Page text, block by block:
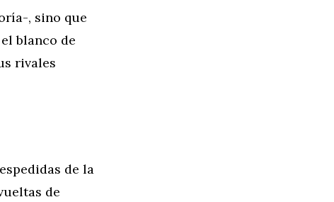
, sino que
blanco de
rivales
de la
de